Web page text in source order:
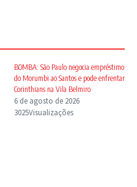
BOMBA: São Paulo negocia empréstimo
do Morumbi ao Santos e pode enfrentar
Corinthians na Vila Belmiro
6 de agosto de 2026
3025Visualizações